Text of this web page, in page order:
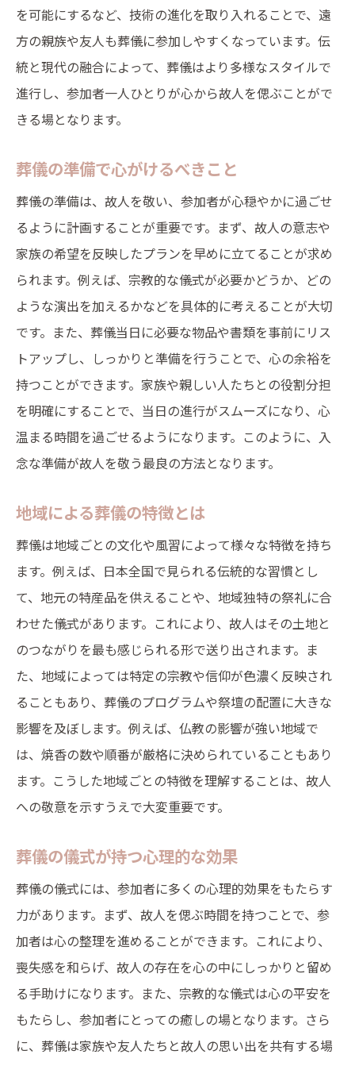
葬儀が持つ社会的な役割とは
文化ごとの葬儀の違いと共通点
葬儀の歴史的背景を探る
現代における葬儀の新しい形
葬儀の未来を考える
故人の生涯を称える場としての葬儀の魅力
故人の功績を振り返る方法
感動的なエピソードの紹介
生涯を写真や映像で表現
功績を称えるスピーチのコツ
故人の趣味を取り入れた演出
親しい友人からのメッセージ
特別な時間を創出する葬儀の計画と実践
計画から実践までのプロセス
予算に合わせた葬儀の提案
計画段階での注意点
葬儀社との連携の重要性
心に残る葬儀を作り上げるために
を可能にするなど、技術の進化を取り入れることで、遠
方の親族や友人も葬儀に参加しやすくなっています。伝
統と現代の融合によって、葬儀はより多様なスタイルで
進行し、参加者一人ひとりが心から故人を偲ぶことがで
きる場となります。
葬儀の準備で心がけるべきこと
葬儀の準備は、故人を敬い、参加者が心穏やかに過ごせ
るように計画することが重要です。まず、故人の意志や
家族の希望を反映したプランを早めに立てることが求め
られます。例えば、宗教的な儀式が必要かどうか、どの
ような演出を加えるかなどを具体的に考えることが大切
です。また、葬儀当日に必要な物品や書類を事前にリス
トアップし、しっかりと準備を行うことで、心の余裕を
持つことができます。家族や親しい人たちとの役割分担
を明確にすることで、当日の進行がスムーズになり、心
温まる時間を過ごせるようになります。このように、入
念な準備が故人を敬う最良の方法となります。
地域による葬儀の特徴とは
葬儀は地域ごとの文化や風習によって様々な特徴を持ち
ます。例えば、日本全国で見られる伝統的な習慣とし
て、地元の特産品を供えることや、地域独特の祭礼に合
わせた儀式があります。これにより、故人はその土地と
のつながりを最も感じられる形で送り出されます。ま
た、地域によっては特定の宗教や信仰が色濃く反映され
ることもあり、葬儀のプログラムや祭壇の配置に大きな
影響を及ぼします。例えば、仏教の影響が強い地域で
は、焼香の数や順番が厳格に決められていることもあり
ます。こうした地域ごとの特徴を理解することは、故人
への敬意を示すうえで大変重要です。
葬儀の儀式が持つ心理的な効果
葬儀の儀式には、参加者に多くの心理的効果をもたらす
力があります。まず、故人を偲ぶ時間を持つことで、参
加者は心の整理を進めることができます。これにより、
喪失感を和らげ、故人の存在を心の中にしっかりと留め
る手助けになります。また、宗教的な儀式は心の平安を
もたらし、参加者にとっての癒しの場となります。さら
に、葬儀は家族や友人たちと故人の思い出を共有する場